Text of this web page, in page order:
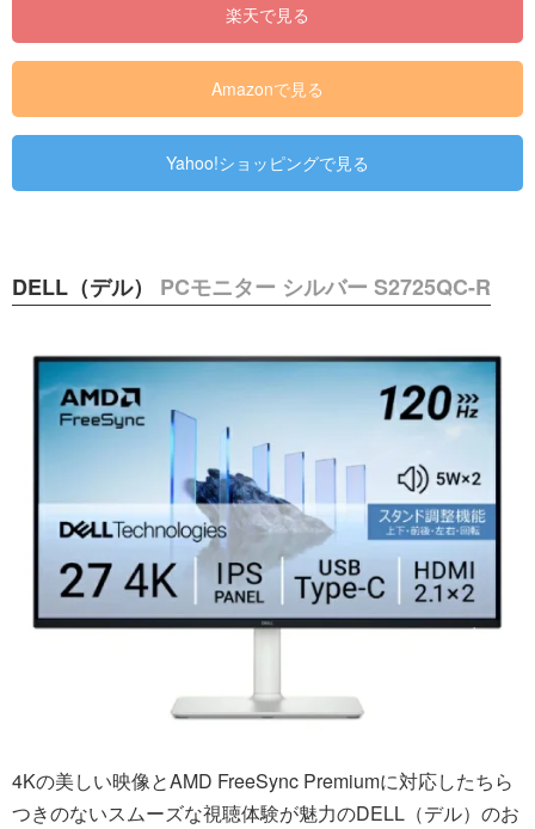
楽天で見る
Amazonで見る
Yahoo!ショッピングで見る
DELL（デル） PCモニター シルバー S2725QC-R
4Kの美しい映像とAMD FreeSync Premiumに対応したちら
つきのないスムーズな視聴体験が魅力のDELL（デル）のお